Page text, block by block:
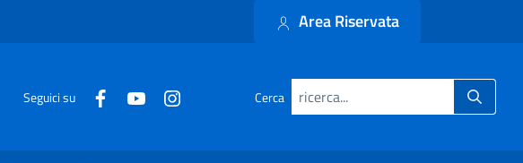
Area Riservata
Seguici su Cerca